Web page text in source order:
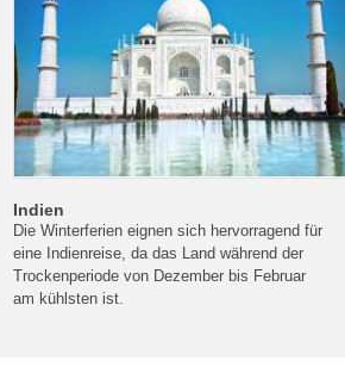
Indien
Die Winterferien eignen sich hervorragend für
eine Indienreise, da das Land während der
Trockenperiode von Dezember bis Februar
am kühlsten ist.